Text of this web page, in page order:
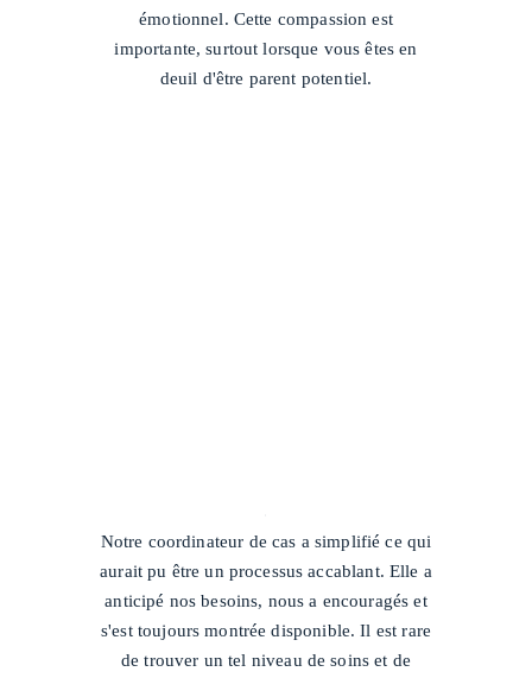
émotionnel. Cette compassion est
importante, surtout lorsque vous êtes en
deuil d'être parent potentiel.
Notre coordinateur de cas a simplifié ce qui
aurait pu être un processus accablant. Elle a
anticipé nos besoins, nous a encouragés et
s'est toujours montrée disponible. Il est rare
de trouver un tel niveau de soins et de